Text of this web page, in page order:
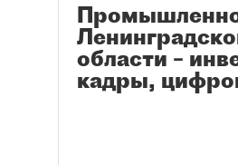
области –
кадры,